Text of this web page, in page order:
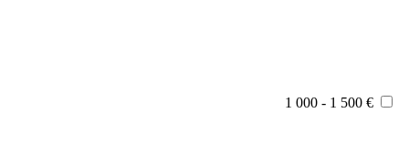
1 000 - 1 500 €